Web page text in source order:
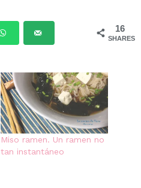
16
SHARES
Miso ramen. Un ramen no
tan instantáneo